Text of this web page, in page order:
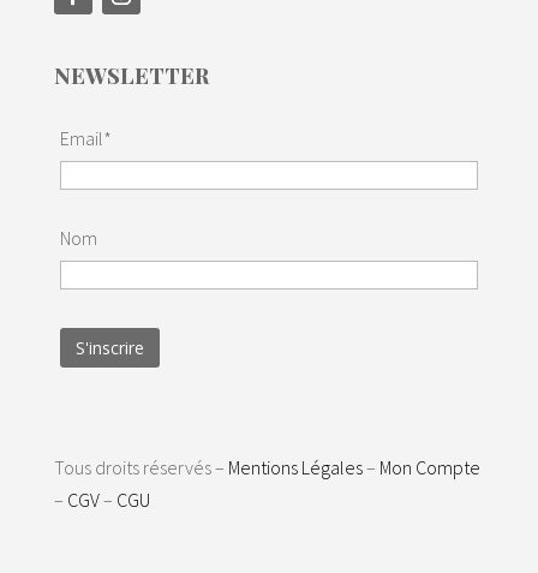
NEWSLETTER
Email*
Nom
Tous droits réservés – Mentions Légales– Mon Compte
– CGV– CGU